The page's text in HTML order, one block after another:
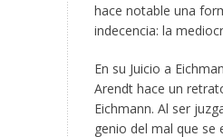
hace notable una
indecencia: la
En su Juicio a
Arendt hace un
Eichmann. Al ser
genio del mal que se